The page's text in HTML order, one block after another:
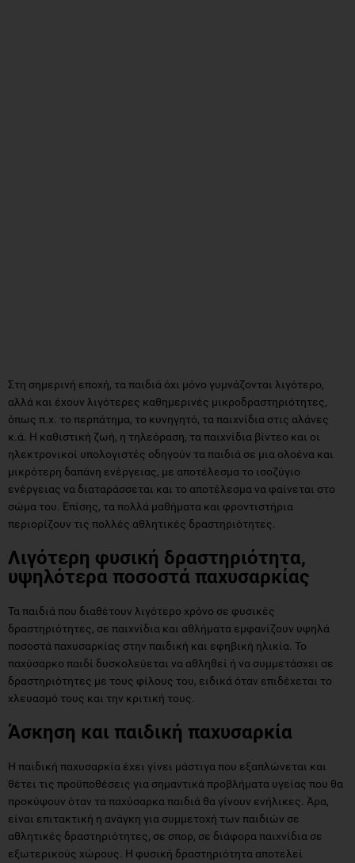
Στη σημερινή εποχή, τα παιδιά όχι μόνο γυμνάζονται λιγότερο,
αλλά και έχουν λιγότερες καθημερινές μικροδραστηριότητες,
όπως π.χ. το περπάτημα, το κυνηγητό, τα παιχνίδια στις αλάνες
κ.ά. Η καθιστική ζωή, η τηλεόραση, τα παιχνίδια βίντεο και οι
ηλεκτρονικοί υπολογιστές οδηγούν τα παιδιά σε μια ολοένα και
μικρότερη δαπάνη ενέργειας, με αποτέλεσμα το ισοζύγιο
ενέργειας να διαταράσσεται και το αποτέλεσμα να φαίνεται στο
σώμα του. Επίσης, τα πολλά μαθήματα και φροντιστήρια
περιορίζουν τις πολλές αθλητικές δραστηριότητες.
Λιγότερη φυσική δραστηριότητα,
υψηλότερα ποσοστά παχυσαρκίας
Τα παιδιά που διαθέτουν λιγότερο χρόνο σε φυσικές
δραστηριότητες, σε παιχνίδια και αθλήματα εμφανίζουν υψηλά
ποσοστά παχυσαρκίας στην παιδική και εφηβική ηλικία. Το
παχύσαρκο παιδί δυσκολεύεται να αθληθεί ή να συμμετάσχει σε
δραστηριότητες με τους φίλους του, ειδικά όταν επιδέχεται το
χλευασμό τους και την κριτική τους.
Άσκηση και παιδική παχυσαρκία
Η παιδική παχυσαρκία έχει γίνει μάστιγα που εξαπλώνεται και
θέτει τις προϋποθέσεις για σημαντικά προβλήματα υγείας που θα
προκύψουν όταν τα παχύσαρκα παιδιά θα γίνουν ενήλικες. Άρα,
είναι επιτακτική η ανάγκη για συμμετοχή των παιδιών σε
αθλητικές δραστηριότητες, σε σπορ, σε διάφορα παιχνίδια σε
εξωτερικούς χώρους. Η φυσική δραστηριότητα αποτελεί